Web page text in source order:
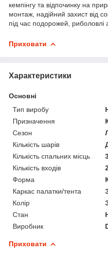
кемпінгу та відпочинку на
монтаж, надійний захист від
під час подорожей, риболовлі
Приховати
Характеристики
Основні
Тип виробу
Призначення
Сезон
Кількість шарів
Кількість спальних місць
Кількість входів
Форма
Каркас палатки/тента
Колір
Стан
Виробник
Приховати